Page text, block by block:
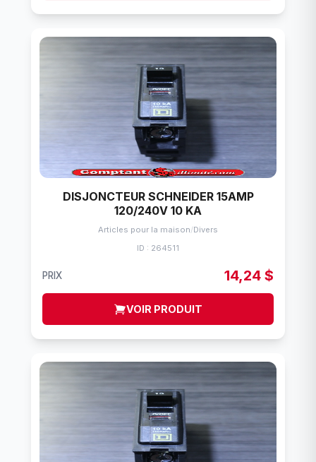
DISJONCTEUR SCHNEIDER 15AMP
120/240V 10 KA
Articles pour la maison/Divers
ID : 264511
PRIX 14,24 $
VOIR PRODUIT